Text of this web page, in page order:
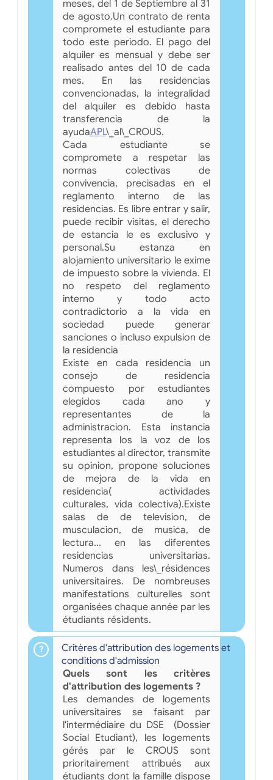
meses, del 1 de Septiembre al 31
de agosto.Un contrato de renta
compromete el estudiante para
todo este periodo. El pago del
alquiler es mensual y debe ser
realisado antes del 10 de cada
mes. En las residencias
convencionadas, la integralidad
del alquiler es debido hasta
transferencia de la
ayudaAPL\_al\_CROUS.
Cada estudiante se
compromete a respetar las
normas colectivas de
convivencia, precisadas en el
reglamento interno de las
residencias. Es libre entrar y salir,
puede recibir visitas, el derecho
de estancia le es exclusivo y
personal.Su estanza en
alojamiento universitario le exime
de impuesto sobre la vivienda. El
no respeto del reglamento
interno y todo acto
contradictorio a la vida en
sociedad puede generar
sanciones o incluso expulsion de
la residencia
Existe en cada residencia un
consejo de residencia
compuesto por estudiantes
elegidos cada ano y
representantes de la
administracion. Esta instancia
representa los la voz de los
estudiantes al director, transmite
su opinion, propone soluciones
de mejora de la vida en
residencia( actividades
culturales, vida colectiva).Existe
salas de de television, de
musculacion, de musica, de
lectura... en las diferentes
residencias universitarias.
Numeros dans les\_résidences
universitaires. De nombreuses
manifestations culturelles sont
organisées chaque année par les
étudiants résidents.
Critères d'attribution des logements et
conditions d'admission
Quels sont les critères
d'attribution des logements ?
Les demandes de logements
universitaires se faisant par
l'intermédiaire du DSE (Dossier
Social Etudiant), les logements
gérés par le CROUS sont
prioritairement attribués aux
étudiants dont la famille dispose